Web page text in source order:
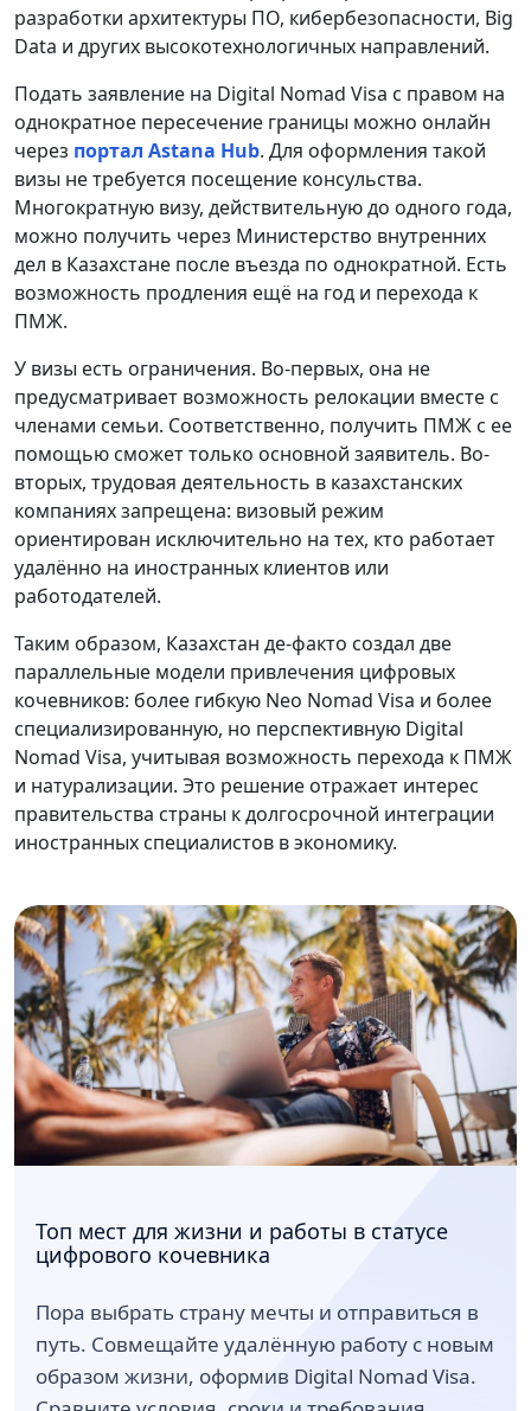
разработки архитектуры ПО, кибербезопасности, Big
Data и других высокотехнологичных направлений.
Подать заявление на Digital Nomad Visa с правом на
однократное пересечение границы можно онлайн
через портал Astana Hub. Для оформления такой
визы не требуется посещение консульства.
Многократную визу, действительную до одного года,
можно получить через Министерство внутренних
дел в Казахстане после въезда по однократной. Есть
возможность продления ещё на год и перехода к
ПМЖ.
У визы есть ограничения. Во-первых, она не
предусматривает возможность релокации вместе с
членами семьи. Соответственно, получить ПМЖ с ее
помощью сможет только основной заявитель. Во-
вторых, трудовая деятельность в казахстанских
компаниях запрещена: визовый режим
ориентирован исключительно на тех, кто работает
удалённо на иностранных клиентов или
работодателей.
Таким образом, Казахстан де-факто создал две
параллельные модели привлечения цифровых
кочевников: более гибкую Neo Nomad Visa и более
специализированную, но перспективную Digital
Nomad Visa, учитывая возможность перехода к ПМЖ
и натурализации. Это решение отражает интерес
правительства страны к долгосрочной интеграции
иностранных специалистов в экономику.
Топ мест для жизни и работы в статусе
цифрового кочевника
Пора выбрать страну мечты и отправиться в
путь. Совмещайте удалённую работу с новым
образом жизни, оформив Digital Nomad Visa.